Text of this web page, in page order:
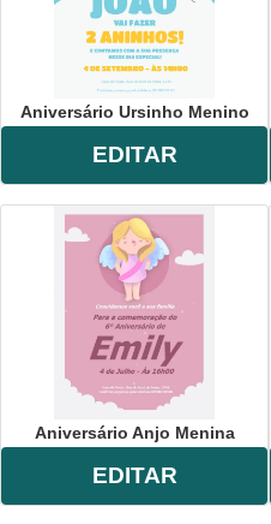
Aniversário Ursinho Menino
EDITAR
Aniversário Anjo Menina
EDITAR